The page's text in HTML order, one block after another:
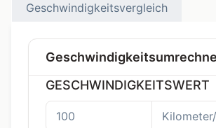
Geschwindigkeitsvergleich
GESCHWINDIGKEITSWERT